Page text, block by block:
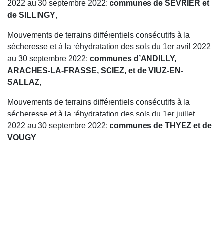
2022 au 30 septembre 2022: communes de SEVRIER et
de SILLINGY,
Mouvements de terrains différentiels consécutifs à la
sécheresse et à la réhydratation des sols du 1er avril 2022
au 30 septembre 2022: communes d’ANDILLY,
ARACHES-LA-FRASSE, SCIEZ, et de VIUZ-EN-
SALLAZ,
Mouvements de terrains différentiels consécutifs à la
sécheresse et à la réhydratation des sols du 1er juillet
2022 au 30 septembre 2022: communes de THYEZ et de
VOUGY.